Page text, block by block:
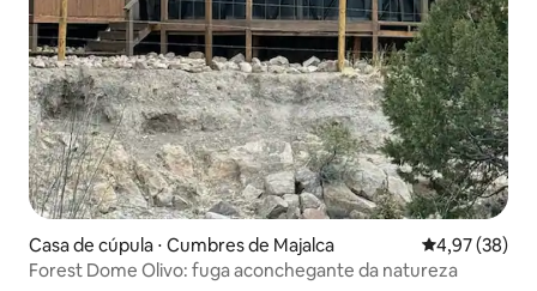
Casa de cúpula ⋅ Cumbres de Majalca 4,97 de uma
4,97 (38)
Forest Dome Olivo: fuga aconchegante da natureza